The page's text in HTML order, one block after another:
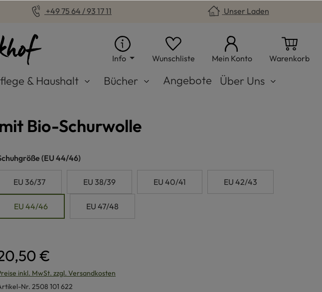
+49 75 64 / 93 17 11 Unser Laden
Info Wunschliste Du hast 0 Produkte auf dem
Mein Konto Warenkorb
& Haushalt Bücher Angebote Über Uns
Bio-Schurwolle
auswählen
(EU 44/46)
EU 36/37 EU 38/39 EU 40/41 EU 42/43
EU 44/46 EU 47/48
€
inkl. MwSt. zzgl. Versandkosten
Nr. 2508 101 622